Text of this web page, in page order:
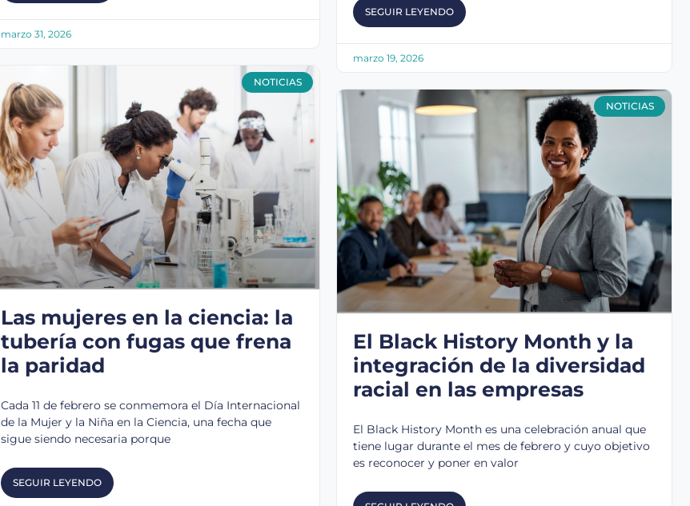
marzo 31, 2026
SEGUIR LEYENDO
marzo 19, 2026
NOTICIAS
Las mujeres en la ciencia: la
tubería con fugas que frena
la paridad
Cada 11 de febrero se conmemora el Día Internacional
de la Mujer y la Niña en la Ciencia, una fecha que
sigue siendo necesaria porque
SEGUIR LEYENDO
NOTICIAS
El Black History Month y la
integración de la diversidad
racial en las empresas
El Black History Month es una celebración anual que
tiene lugar durante el mes de febrero y cuyo objetivo
es reconocer y poner en valor